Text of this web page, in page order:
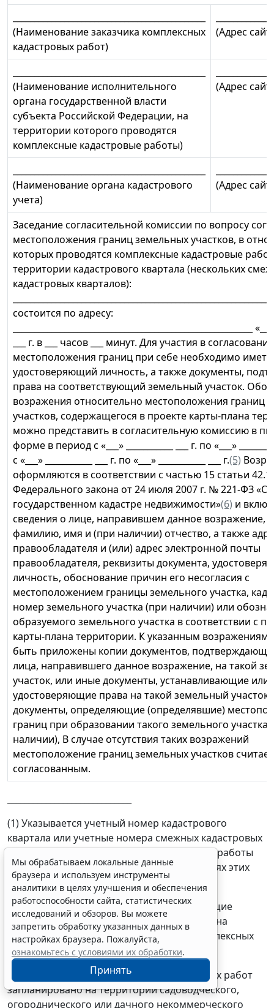
(Наименование заказчика комплексных
кадастровых работ)
(Адрес
(Наименование исполнительного
органа государственной власти
субъекта Российской Федерации, на
территории которого проводятся
комплексные кадастровые работы)
(Адрес
(Наименование органа кадастрового
учета)
(Адрес
Заседание согласительной комиссии по вопросу
местоположения границ земельных участков, в
которых проводятся комплексные кадастровые
территории кадастрового квартала (нескольких
кадастровых кварталов):
состоится по адресу:
________________________________________________________
___ г. в ___ часов ___ минут. Для участия в согласовании
местоположения границ при себе необходимо иметь
удостоверяющий личность, а также документы,
права на соответствующий земельный участок.
возражения относительно местоположения границ
участков, содержащегося в проекте карты-плана
можно представить в согласительную комиссию в
форме в период с «___» ___________ ___ г. по «___»
с «___» ___________ ___ г. по «___» ___________ ___ г.(5)
оформляются в соответствии с частью 15 статьи
Федерального закона от 24 июля 2007 г. № 221-ФЗ «О
государственном кадастре недвижимости»(6) и
сведения о лице, направившем данное возражение,
фамилию, имя и (при наличии) отчество, а также
правообладателя и (или) адрес электронной почты
правообладателя, реквизиты документа,
личность, обоснование причин его несогласия с
местоположением границы земельного участка,
номер земельного участка (при наличии) или
образуемого земельного участка в соответствии с
карты-плана территории. К указанным возражениям
быть приложены копии документов,
лица, направившего данное возражение, на такой
участок, или иные документы, устанавливающие или
удостоверяющие права на такой земельный участок,
документы, определяющие (определявшие)
границ при образовании такого земельного участка
наличии), В случае отсутствия таких возражений
местоположение границ земельных участков
согласованным.
(1) Указывается учетный номер кадастрового
квартала или учетные номера смежных кадастровых
кварталов, если комплексные кадастровые работы
выполняются одновременно на территориях этих
кадастровых кварталов.
(2) Указываются иные сведения, позволяющие
определить местоположение территории, на
которой запланировано выполнение комплексных
кадастровых работ.
Если выполнение комплексных кадастровых работ
запланировано на территории садоводческого,
огороднического или дачного некоммерческого
Мы обрабатываем локальные данные
браузера и используем инструменты
аналитики в целях улучшения и обеспечения
работоспособности сайта, статистических
исследований и обзоров. Вы можете
запретить обработку указанных данных в
настройках браузера. Пожалуйста,
ознакомьтесь с условиями их обработки.
Принять